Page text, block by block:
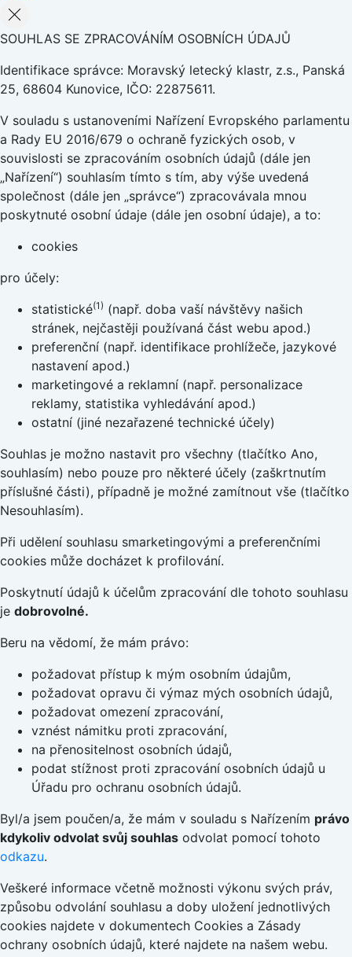
SOUHLAS SE ZPRACOVÁNÍM OSOBNÍCH ÚDAJŮ
Identifikace správce: Moravský letecký klastr, z.s., Panská
25, 68604 Kunovice, IČO: 22875611.
V souladu s ustanoveními Nařízení Evropského parlamentu
a Rady EU 2016/679 o ochraně fyzických osob, v
souvislosti se zpracováním osobních údajů (dále jen
„Nařízení“) souhlasím tímto s tím, aby výše uvedená
společnost (dále jen „správce“) zpracovávala mnou
poskytnuté osobní údaje (dále jen osobní údaje), a to:
cookies
pro účely:
statistické(1) (např. doba vaší návštěvy našich
stránek, nejčastěji používaná část webu apod.)
preferenční (např. identifikace prohlížeče, jazykové
nastavení apod.)
marketingové a reklamní (např. personalizace
reklamy, statistika vyhledávání apod.)
ostatní (jiné nezařazené technické účely)
Souhlas je možno nastavit pro všechny (tlačítko Ano,
souhlasím) nebo pouze pro některé účely (zaškrtnutím
příslušné části), případně je možné zamítnout vše (tlačítko
Nesouhlasím).
Při udělení souhlasu smarketingovými a preferenčními
cookies může docházet k profilování.
Poskytnutí údajů k účelům zpracování dle tohoto souhlasu
je dobrovolné.
Beru na vědomí, že mám právo:
požadovat přístup k mým osobním údajům,
požadovat opravu či výmaz mých osobních údajů,
požadovat omezení zpracování,
vznést námitku proti zpracování,
na přenositelnost osobních údajů,
podat stížnost proti zpracování osobních údajů u
Úřadu pro ochranu osobních údajů.
Byl/a jsem poučen/a, že mám v souladu s Nařízením právo
kdykoliv odvolat svůj souhlas odvolat pomocí tohoto
odkazu.
Veškeré informace včetně možnosti výkonu svých práv,
způsobu odvolání souhlasu a doby uložení jednotlivých
cookies najdete v dokumentech Cookies a Zásady
ochrany osobních údajů, které najdete na našem webu.